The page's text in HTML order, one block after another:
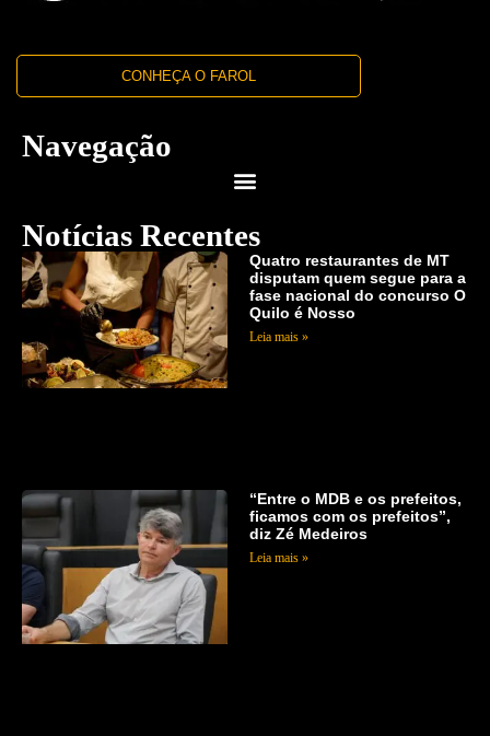
CONHEÇA O FAROL
Navegação
Notícias Recentes
Quatro restaurantes de MT
disputam quem segue para a
fase nacional do concurso O
Quilo é Nosso
Leia mais »
“Entre o MDB e os prefeitos,
ficamos com os prefeitos”,
diz Zé Medeiros
Leia mais »